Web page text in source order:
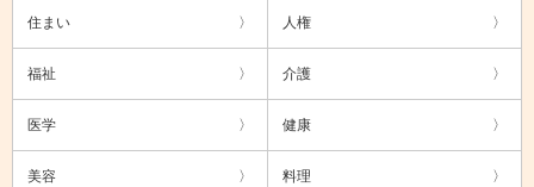
住まい 人権
福祉 介護
医学 健康
美容 料理